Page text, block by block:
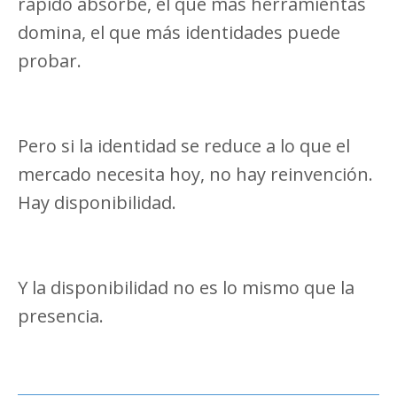
domina, el que más identidades puede
probar.
Pero si la identidad se reduce a lo que el
mercado necesita hoy, no hay reinvención.
Hay disponibilidad.
Y la disponibilidad no es lo mismo que la
presencia.